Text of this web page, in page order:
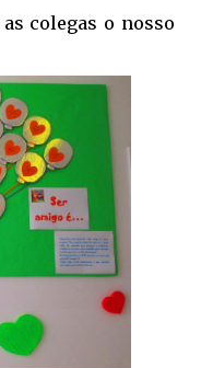
colegas o nosso